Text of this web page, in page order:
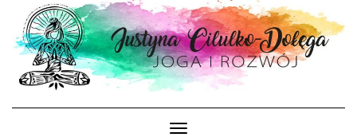
content
Toggle Navigation